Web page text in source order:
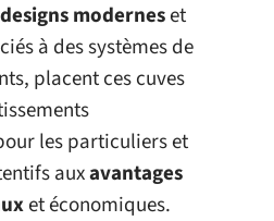
designs moderneset
à des systèmes de
placent ces cuves
les particuliers et
auxavantages
et économiques.